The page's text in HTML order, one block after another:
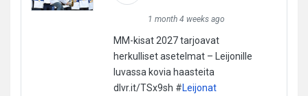
1 month 4 weeks ago
MM-kisat 2027 tarjoavat
herkulliset asetelmat – Leijonille
luvassa kovia haasteita
dlvr.it/TSx9sh #Leijonat